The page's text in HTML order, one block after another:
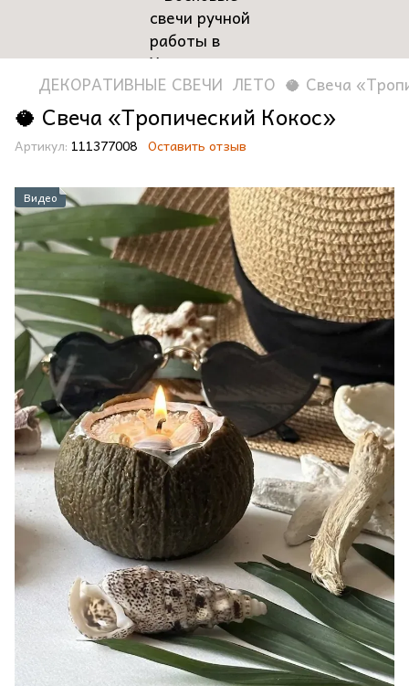
ДЕКОРАТИВНЫЕ СВЕЧИ ЛЕТО 🥥 Свеча
🥥 Свеча «Тропический Кокос»
Артикул: 111377008 Оставить отзыв
Видео